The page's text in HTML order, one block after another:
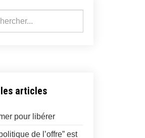
articles
pour libérer
de l’offre” est